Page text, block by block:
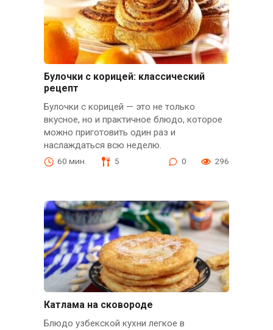
Булочки с корицей: классический
рецепт
Булочки с корицей — это не только
вкусное, но и практичное блюдо, которое
можно приготовить один раз и
наслаждаться всю неделю.
60 мин. 5 0 296
Катлама на сковороде
Блюдо узбекской кухни легкое в